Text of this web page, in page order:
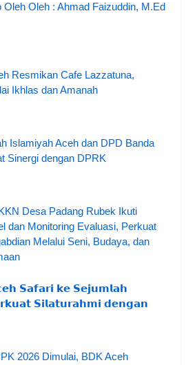
Oleh Oleh : Ahmad Faizuddin, M.Ed
Resmikan Cafe Lazzatuna,
Ikhlas dan Amanah
Islamiyah Aceh dan DPD Banda
Sinergi dengan DPRK
Desa Padang Rubek Ikuti
dan Monitoring Evaluasi, Perkuat
Melalui Seni, Budaya, dan
𝗦𝗮𝗳𝗮𝗿𝗶 𝗸𝗲 𝗦𝗲𝗷𝘂𝗺𝗹𝗮𝗵
𝗦𝗶𝗹𝗮𝘁𝘂𝗿𝗮𝗵𝗺𝗶 𝗱𝗲𝗻𝗴𝗮𝗻
2026 Dimulai, BDK Aceh